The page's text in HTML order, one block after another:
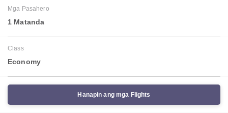
Mga Pasahero
1 Matanda
Class
Economy
Hanapin ang mga Flights